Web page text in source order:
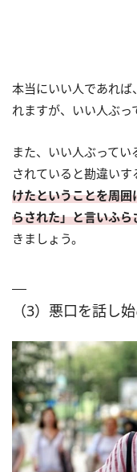
本当にいい人であれば
れますが、いい人ぶっ
また、いい人ぶって
されていると勘違いす
けたということを周
らされた」と言いふら
きましょう。
（3）悪口を話し